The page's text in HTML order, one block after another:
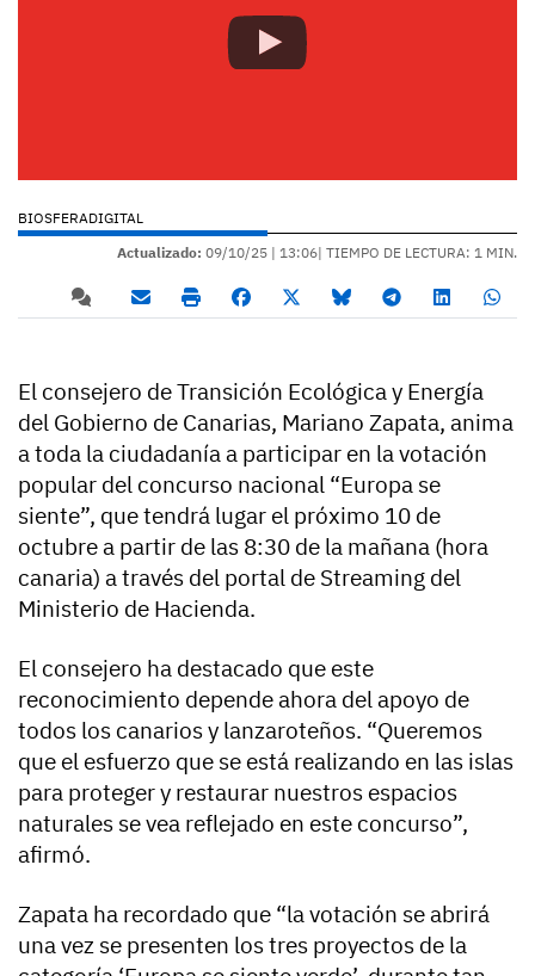
BIOSFERADIGITAL
Actualizado: 09/10/25 | 13:06| TIEMPO DE LECTURA: 1 MIN.
El consejero de Transición Ecológica y Energía
del Gobierno de Canarias, Mariano Zapata, anima
a toda la ciudadanía a participar en la votación
popular del concurso nacional “Europa se
siente”, que tendrá lugar el próximo 10 de
octubre a partir de las 8:30 de la mañana (hora
canaria) a través del portal de Streaming del
Ministerio de Hacienda.
El consejero ha destacado que este
reconocimiento depende ahora del apoyo de
todos los canarios y lanzaroteños. “Queremos
que el esfuerzo que se está realizando en las islas
para proteger y restaurar nuestros espacios
naturales se vea reflejado en este concurso”,
afirmó.
Zapata ha recordado que “la votación se abrirá
una vez se presenten los tres proyectos de la